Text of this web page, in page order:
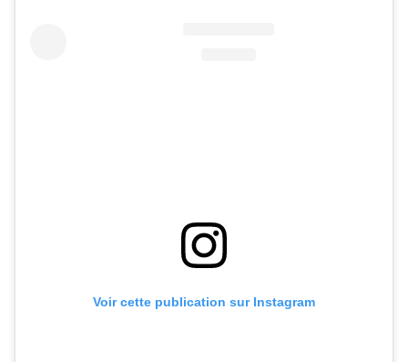
Voir cette publication sur Instagram